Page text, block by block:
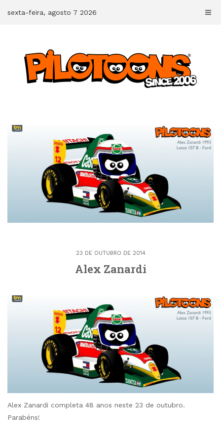
sexta-feira, agosto 7 2026
23 DE OUTUBRO DE 2014
Alex Zanardi
Alex Zanardi completa 48 anos neste 23 de outubro.
Parabéns!